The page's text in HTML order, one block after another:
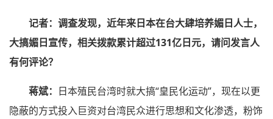
记者：调查发现，近年来日本在台大肆培养媚日人士，
大搞媚日宣传，相关拨款累计超过131亿日元，请问发言人
有何评论？
蒋斌： 日本殖民台湾时就大搞“皇民化运动”，现在以更
隐蔽的方式投入巨资对台湾民众进行思想和文化渗透，粉饰